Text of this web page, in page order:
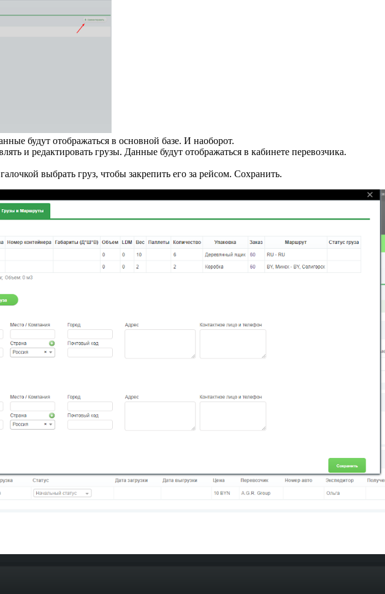
будут отображаться в основной базе. И наоборот.
и редактировать грузы. Данные будут отображаться в кабинете перевозчика.
выбрать груз, чтобы закрепить его за рейсом. Сохранить.